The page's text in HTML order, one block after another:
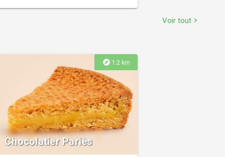
Voir tout chevron_right
explore 1.2 km
Chocolatier Pariès